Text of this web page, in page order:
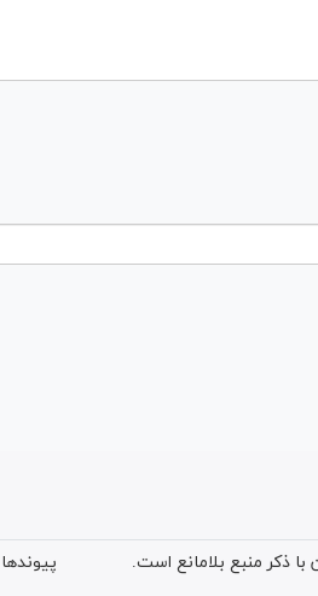
ذکر منبع بلامانع است.
پیوندها